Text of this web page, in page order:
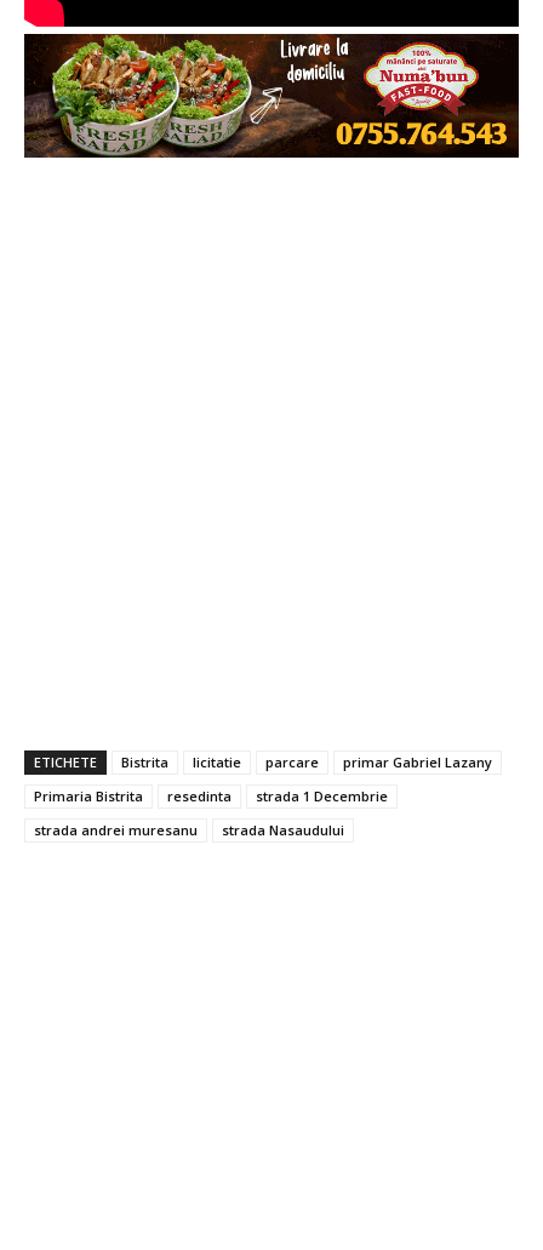
ETICHETE Bistrita licitatie parcare
primar Gabriel Lazany
Primaria Bistrita
resedinta
strada 1 Decembrie
strada andrei muresanu
strada Nasaudului